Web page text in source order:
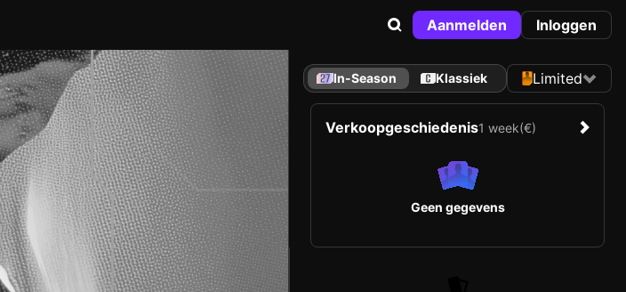
Aanmelden Inloggen
In-Season Klassiek Limited
Verkoopgeschiedenis1 week(€)
Geen gegevens